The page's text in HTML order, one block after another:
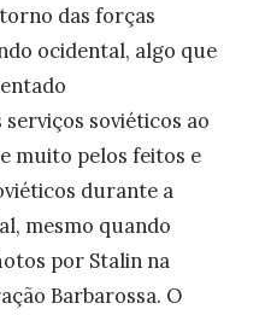
das forças
ocidental, algo que
soviéticos ao
muito pelos feitos e
durante a
mesmo quando
por Stalin na
Barbarossa. O